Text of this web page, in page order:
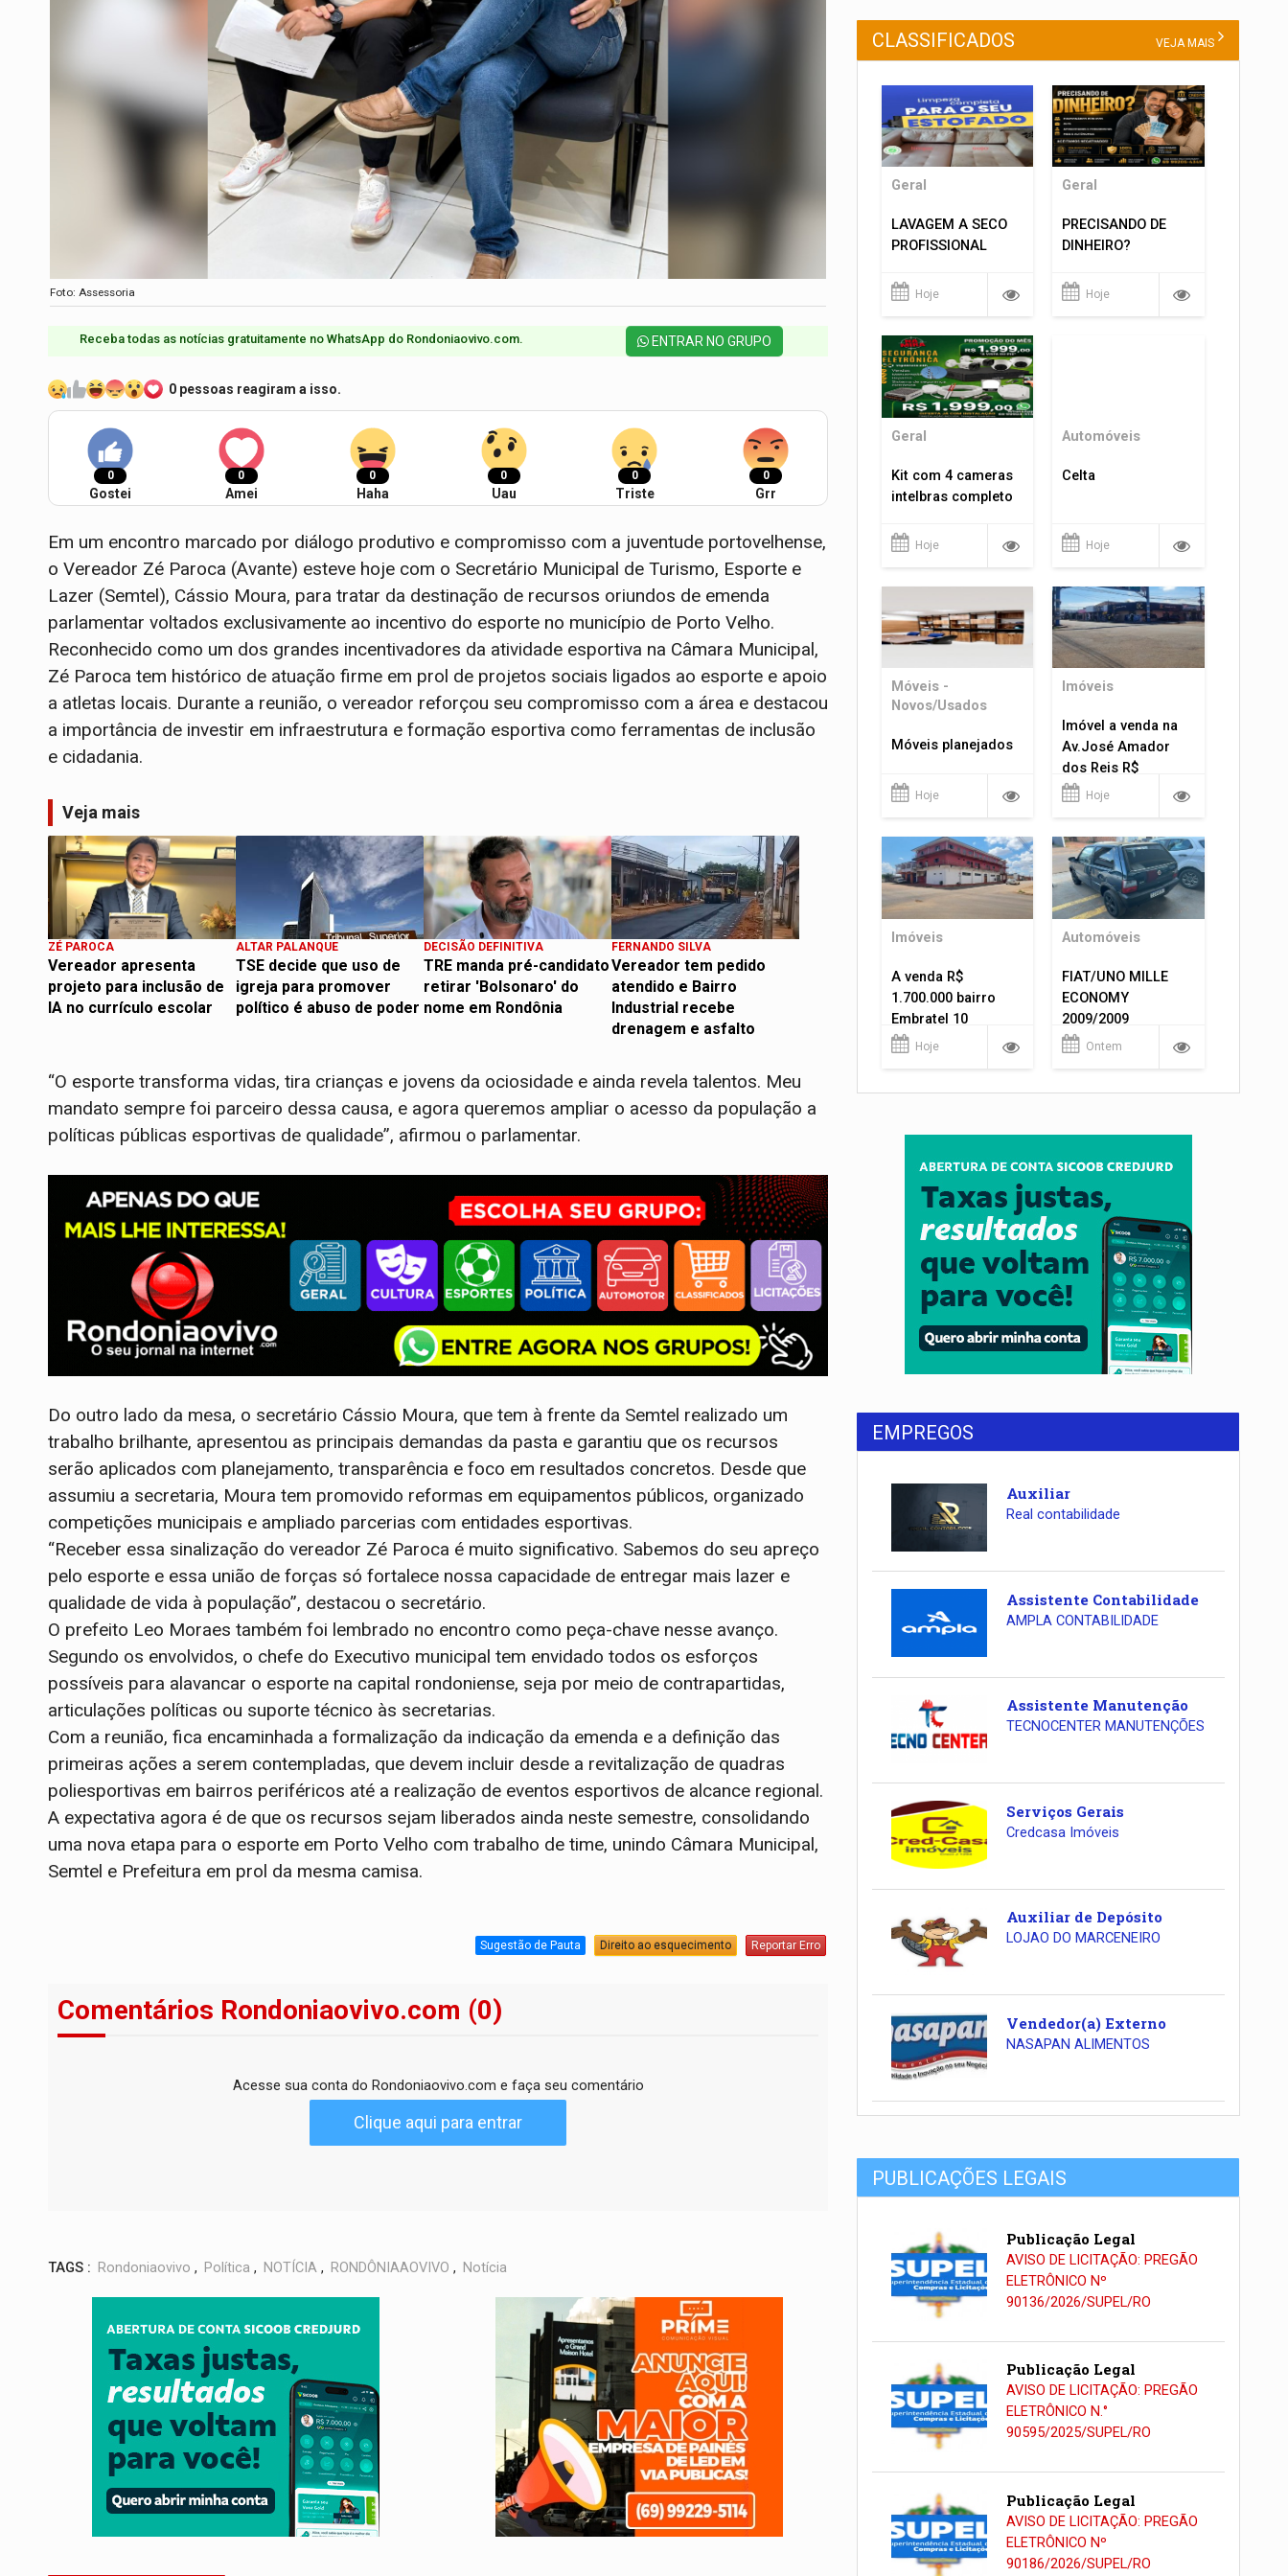
Foto: Assessoria
Receba todas as notícias gratuitamente no WhatsApp do Rondoniaovivo.com.​ ENTRAR NO GRUPO
0 pessoas reagiram a isso.
0
Gostei
0
Amei
0
Haha
0
Uau
0
Triste
0
Grr
Em um encontro marcado por diálogo produtivo e compromisso com a juventude portovelhense,
o Vereador Zé Paroca (Avante) esteve hoje com o Secretário Municipal de Turismo, Esporte e
Lazer (Semtel), Cássio Moura, para tratar da destinação de recursos oriundos de emenda
parlamentar voltados exclusivamente ao incentivo do esporte no município de Porto Velho.
Reconhecido como um dos grandes incentivadores da atividade esportiva na Câmara Municipal,
Zé Paroca tem histórico de atuação firme em prol de projetos sociais ligados ao esporte e apoio
a atletas locais. Durante a reunião, o vereador reforçou seu compromisso com a área e destacou
a importância de investir em infraestrutura e formação esportiva como ferramentas de inclusão
e cidadania.
Veja mais
ZÉ PAROCA
Vereador apresenta
projeto para inclusão de
IA no currículo escolar
ALTAR PALANQUE
TSE decide que uso de
igreja para promover
político é abuso de poder
DECISÃO DEFINITIVA
TRE manda pré-candidato
retirar 'Bolsonaro' do
nome em Rondônia
FERNANDO SILVA
Vereador tem pedido
atendido e Bairro
Industrial recebe
drenagem e asfalto
“O esporte transforma vidas, tira crianças e jovens da ociosidade e ainda revela talentos. Meu
mandato sempre foi parceiro dessa causa, e agora queremos ampliar o acesso da população a
políticas públicas esportivas de qualidade”, afirmou o parlamentar.
Do outro lado da mesa, o secretário Cássio Moura, que tem à frente da Semtel realizado um
trabalho brilhante, apresentou as principais demandas da pasta e garantiu que os recursos
serão aplicados com planejamento, transparência e foco em resultados concretos. Desde que
assumiu a secretaria, Moura tem promovido reformas em equipamentos públicos, organizado
competições municipais e ampliado parcerias com entidades esportivas.
“Receber essa sinalização do vereador Zé Paroca é muito significativo. Sabemos do seu apreço
pelo esporte e essa união de forças só fortalece nossa capacidade de entregar mais lazer e
qualidade de vida à população”, destacou o secretário.
O prefeito Leo Moraes também foi lembrado no encontro como peça-chave nesse avanço.
Segundo os envolvidos, o chefe do Executivo municipal tem envidado todos os esforços
possíveis para alavancar o esporte na capital rondoniense, seja por meio de contrapartidas,
articulações políticas ou suporte técnico às secretarias.
Com a reunião, fica encaminhada a formalização da indicação da emenda e a definição das
primeiras ações a serem contempladas, que devem incluir desde a revitalização de quadras
poliesportivas em bairros periféricos até a realização de eventos esportivos de alcance regional.
A expectativa agora é de que os recursos sejam liberados ainda neste semestre, consolidando
uma nova etapa para o esporte em Porto Velho com trabalho de time, unindo Câmara Municipal,
Semtel e Prefeitura em prol da mesma camisa.
Sugestão de Pauta Direito ao esquecimento Reportar Erro
Comentários Rondoniaovivo.com (0)
Acesse sua conta do Rondoniaovivo.com e faça seu comentário
Clique aqui para entrar
TAGS : Rondoniaovivo , Política , NOTÍCIA , RONDÔNIAAOVIVO , Notícia
CLASSIFICADOS VEJA MAIS
Geral
LAVAGEM A SECO
PROFISSIONAL
Hoje
Geral
PRECISANDO DE
DINHEIRO?
Hoje
Geral
Kit com 4 cameras
intelbras completo
Hoje
Automóveis
Celta
Hoje
Móveis -
Novos/Usados
Móveis planejados
Hoje
Imóveis
Imóvel a venda na
Av.José Amador
dos Reis R$
1.400.000
Hoje
Imóveis
A venda R$
1.700.000 bairro
Embratel 10
apartamentos!
Hoje
Automóveis
FIAT/UNO MILLE
ECONOMY
2009/2009
Ontem
EMPREGOS
Auxiliar
Real contabilidade
Assistente Contabilidade
AMPLA CONTABILIDADE
Assistente Manutenção
TECNOCENTER MANUTENÇÕES
Serviços Gerais
Credcasa Imóveis
Auxiliar de Depósito
LOJAO DO MARCENEIRO
Vendedor(a) Externo
NASAPAN ALIMENTOS
PUBLICAÇÕES LEGAIS
Publicação Legal
AVISO DE LICITAÇÃO: PREGÃO
ELETRÔNICO Nº
90136/2026/SUPEL/RO
Publicação Legal
AVISO DE LICITAÇÃO: PREGÃO
ELETRÔNICO N.°
90595/2025/SUPEL/RO
Publicação Legal
AVISO DE LICITAÇÃO: PREGÃO
ELETRÔNICO Nº
90186/2026/SUPEL/RO